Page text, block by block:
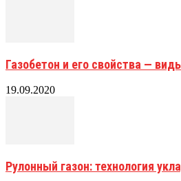
Газобетон и его свойства —
19.09.2020
Рулонный газон: технология